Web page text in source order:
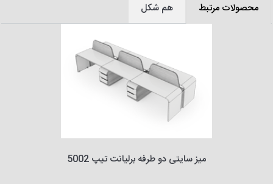
محصولات مرتبط هم شکل
میز سایتی دو طرفه برلیانت تیپ 5002